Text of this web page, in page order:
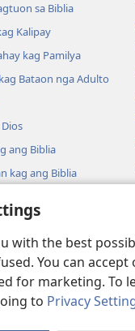
with the best
You can
for marketing. To
to Privacy
sa Biblia
Kalipay
kag Pamilya
Bataon nga Adulto
ang Biblia
kag ang Biblia
Copyright © 2026